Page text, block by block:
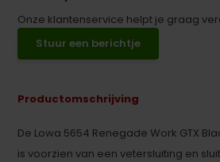
Onze klantenservice helpt je graag
Stuur een berichtje
Productomschrijving
De Lowa 5654 Renegade Work GTX
is voorzien van een vetersluiting en